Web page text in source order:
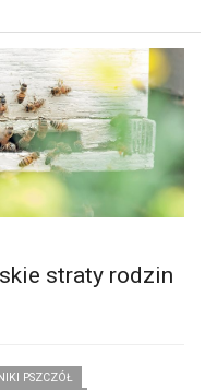
straty rodzin
PSZCZÓŁ